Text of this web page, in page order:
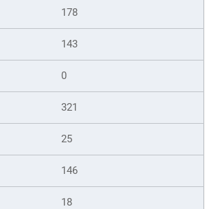
178
143
0
321
25
146
18